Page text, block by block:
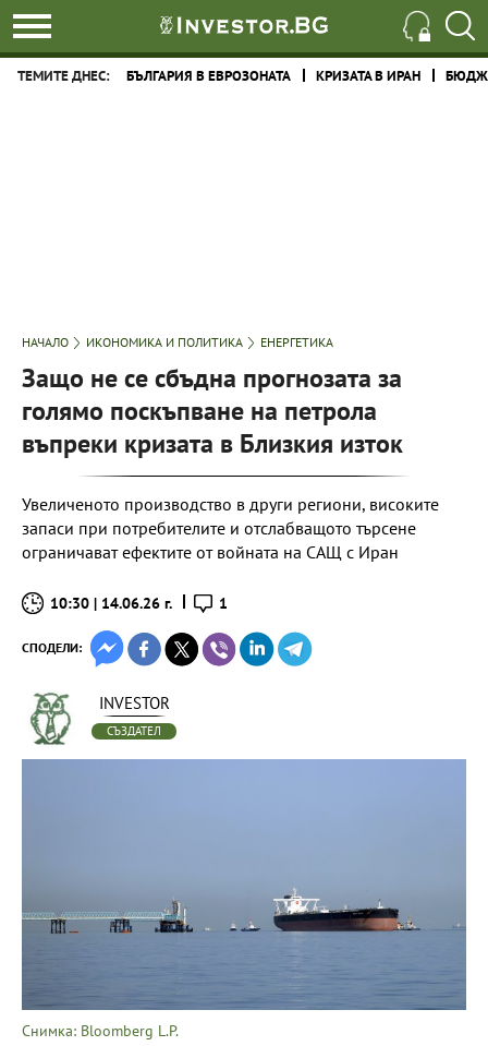
ТЕМИТЕ ДНЕС: БЪЛГАРИЯ В ЕВРОЗОНАТА КРИЗАТА В ИРАН
НАЧАЛО ИКОНОМИКА И ПОЛИТИКА ЕНЕРГЕТИКА
Защо не се сбъдна прогнозата за
голямо поскъпване на петрола
въпреки кризата в Близкия изток
Увеличеното производство в други региони, високите
запаси при потребителите и отслабващото търсене
ограничават ефектите от войната на САЩ с Иран
10:30 | 14.06.26 г. 1
СПОДЕЛИ:
INVESTOR
СЪЗДАТЕЛ
Снимка: Bloomberg L.P.